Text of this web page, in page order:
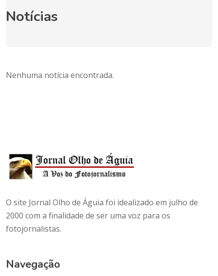
Notícias
Nenhuma notícia encontrada.
O site Jornal Olho de Águia foi idealizado em julho de
2000 com a finalidade de ser uma voz para os
fotojornalistas.
Navegação